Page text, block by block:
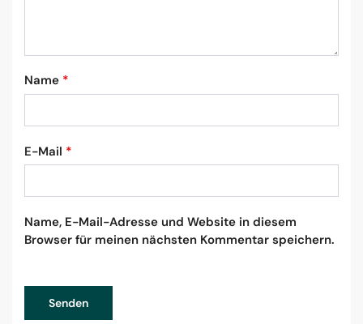
Name *
E-Mail *
Name, E-Mail-Adresse und Website in diesem
Browser für meinen nächsten Kommentar speichern.